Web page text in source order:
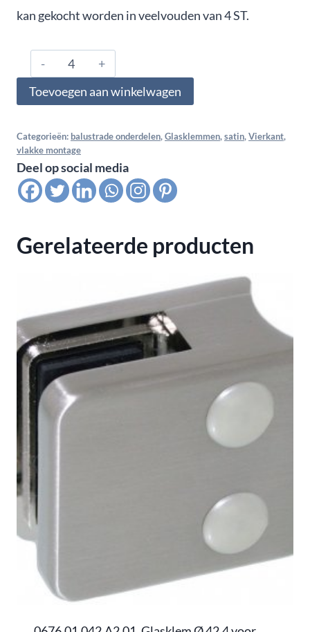
kan gekocht worden in veelvouden van 4 ST.
0876.01.000.A2.01,
Glasklem
vlak
multiglas
8,76
MM
(4-
4),
Satin
Toevoegen aan winkelwagen
Categorieën: balustrade onderdelen, Glasklemmen, satin, Vierkant,
vlakke montage
Deel op social media
Gerelateerde producten